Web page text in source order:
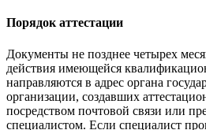
Порядок аттестации
Документы не позднее четырех
действия имеющейся
направляются в адрес органа
организации, создавших
посредством почтовой связи или
специалистом. Если специалист